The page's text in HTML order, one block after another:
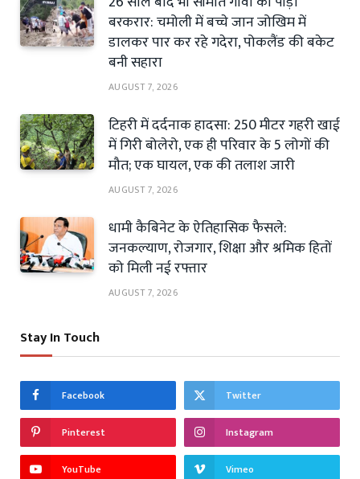
बरकरार: चमोली में बच्चे जान जोखिम में
डालकर पार कर रहे गदेरा, पोकलैंड की बकेट
बनी सहारा
AUGUST 7, 2026
टिहरी में दर्दनाक हादसा: 250 मीटर गहरी खाई
में गिरी बोलेरो, एक ही परिवार के 5 लोगों की
मौत; एक घायल, एक की तलाश जारी
AUGUST 7, 2026
धामी कैबिनेट के ऐतिहासिक फैसले:
जनकल्याण, रोजगार, शिक्षा और श्रमिक हितों
को मिली नई रफ्तार
AUGUST 7, 2026
Stay In Touch
Facebook Twitter
Pinterest Instagram
YouTube Vimeo